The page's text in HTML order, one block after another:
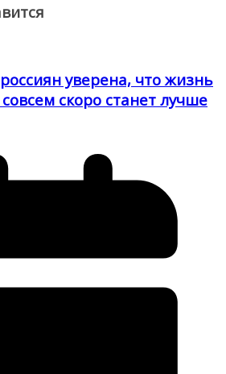
уверена, что жизнь
скоро станет лучше